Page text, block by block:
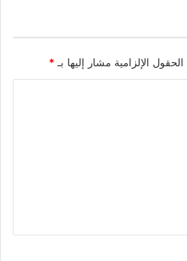
الحقول الإلزامية مشار إليها بـ*